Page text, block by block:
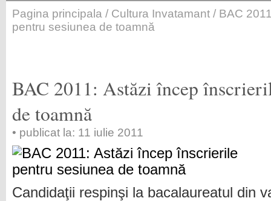
Pagina principala / Cultura Invatamant / BAC
pentru sesiunea de toamnă
BAC 2011: Astăzi încep
de toamnă
• publicat la: 11 iulie 2011
Candidaţii respinşi la bacalaureatul din